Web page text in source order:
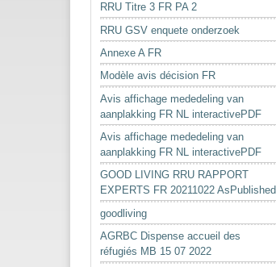
RRU Titre 3 FR PA 2
RRU GSV enquete onderzoek
Annexe A FR
Modèle avis décision FR
Avis affichage mededeling van
aanplakking FR NL interactivePDF
Avis affichage mededeling van
aanplakking FR NL interactivePDF
GOOD LIVING RRU RAPPORT
EXPERTS FR 20211022 AsPublished
goodliving
AGRBC Dispense accueil des
réfugiés MB 15 07 2022